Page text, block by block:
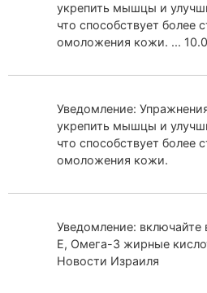
укрепить мышцы и
что способствует более
омоложения кожи. ...
Уведомление:
укрепить мышцы и
что способствует более
омоложения кожи.
Уведомление:
Е, Омега-3 жирные
Новости Израиля